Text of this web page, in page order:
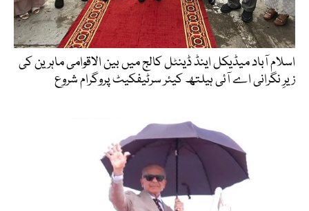
اسلام آباد میڈیکل اینڈ ڈینٹل کالج میں بین الاقوامی ماہرین کی
زیرِ نگرانی اے آئی ہیلتھ کیئر سرٹیفکیٹ پروگرام شروع